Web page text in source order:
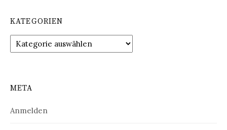
KATEGORIEN
Kategorien
META
Anmelden